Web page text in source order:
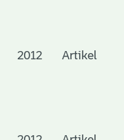
2012 Artikel